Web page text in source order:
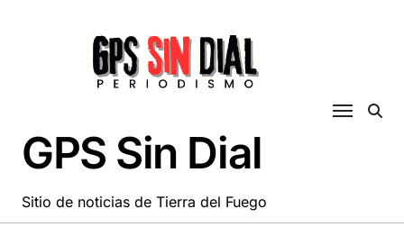
GPS Sin Dial
Sitio de noticias de Tierra del Fuego